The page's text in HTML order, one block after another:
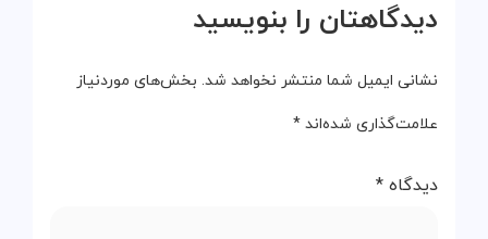
دیدگاهتان را بنویسید
نشانی ایمیل شما منتشر نخواهد شد. بخش‌های موردنیاز
علامت‌گذاری شده‌اند *
دیدگاه *